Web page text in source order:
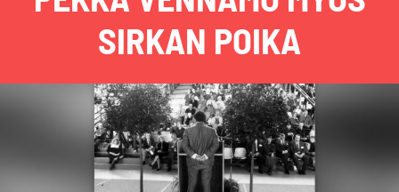
SIRKAN POIKA